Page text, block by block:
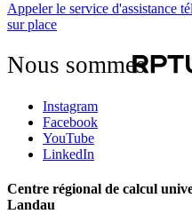
Appeler le service d'assistance
sur place
Nous sommes
Instagram
Facebook
YouTube
LinkedIn
Centre régional de calcul
Landau